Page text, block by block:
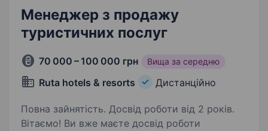
Менеджер з продажу
туристичних послуг
70 000 – 100 000 грн Вища за середню
Ruta hotels & resorts Дистанційно
Повна зайнятість. Досвід роботи від 2 років.
Вітаємо! Ви вже маєте досвід роботи